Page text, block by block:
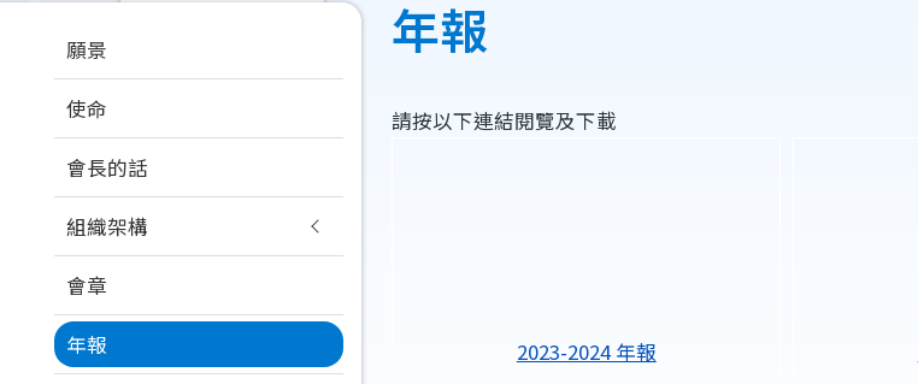
結
年報
請按以下連結閱覽及下載
2023-2024 年報
navigation
願景
使命
會長的話
組織架構
會章
年報